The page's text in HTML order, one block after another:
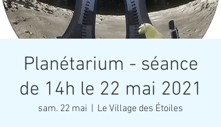
Planétarium - séance
de 14h le 22 mai 2021
sam. 22 mai Le Village des Étoiles